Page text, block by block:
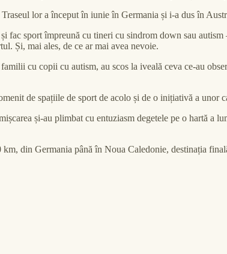
Traseul lor a început în iunie în Germania și i-a dus în
sport împreună cu tineri cu sindrom down sau
Și, mai ales, de ce ar mai avea nevoie.
cu copii cu autism, au scos la iveală ceva ce-au
de spațiile de sport de acolo și de o inițiativă a unor
și-au plimbat cu entuziasm degetele pe o hartă a
din Germania până în Noua Caledonie, destinația